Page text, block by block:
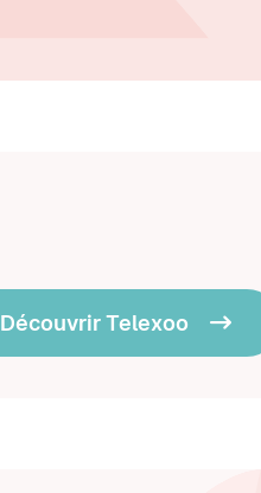
Découvrir Telexoo